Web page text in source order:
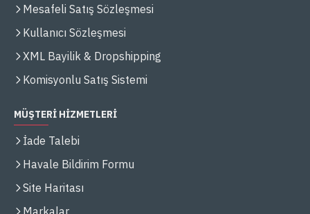
Mesafeli Satış Sözleşmesi
Kullanıcı Sözleşmesi
XML Bayilik & Dropshipping
Komisyonlu Satış Sistemi
MÜŞTERİ HİZMETLERİ
İade Talebi
Havale Bildirim Formu
Site Haritası
Markalar